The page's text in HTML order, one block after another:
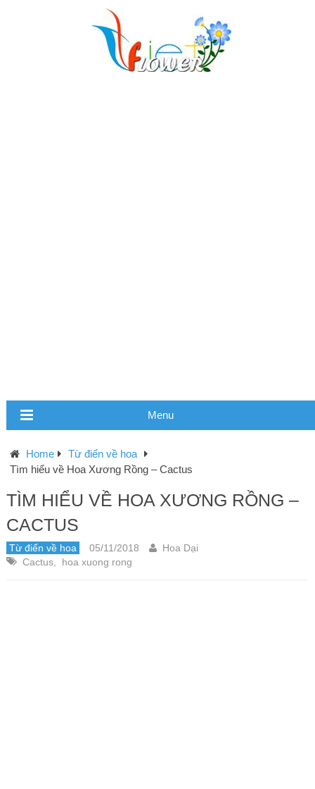
Menu
Home
Từ điển về hoa
Tìm hiểu về Hoa Xương Rồng – Cactus
TÌM HIỂU VỀ HOA XƯƠNG RỒNG –
CACTUS
Từ điển về hoa 05/11/2018
Hoa Dại
Cactus, hoa xuong rong